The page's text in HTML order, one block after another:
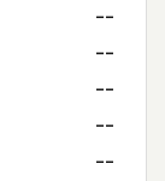
--
--
--
--
--